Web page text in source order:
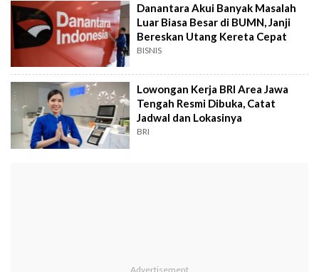
Danantara Akui Banyak Masalah
Luar Biasa Besar di BUMN, Janji
Bereskan Utang Kereta Cepat
BISNIS
Lowongan Kerja BRI Area Jawa
Tengah Resmi Dibuka, Catat
Jadwal dan Lokasinya
BRI